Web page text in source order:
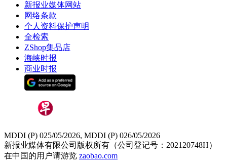
新报业媒体网站
网络条款
个人资料保护声明
全检索
ZShop集品店
海峡时报
商业时报
MDDI (P) 025/05/2026, MDDI (P) 026/05/2026
新报业媒体有限公司版权所有（公司登记号：202120748H）
在中国的用户请游览 zaobao.com